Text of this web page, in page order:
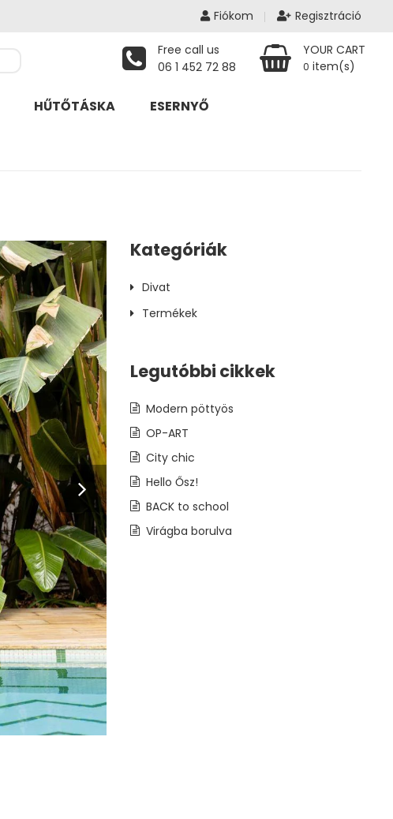
Fiókom Regisztráció
Free call us
06 1 452 72 88
YOUR CART
0 item(s)
HŰTŐTÁSKA ESERNYŐ
Kategóriák
Divat
Termékek
Legutóbbi cikkek
Modern pöttyös
OP-ART
City chic
Hello Ősz!
BACK to school
Virágba borulva